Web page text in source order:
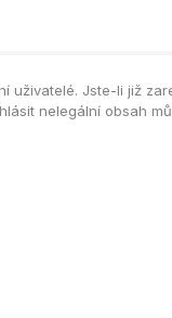
uživatelé. Jste-li již
nelegální obsah